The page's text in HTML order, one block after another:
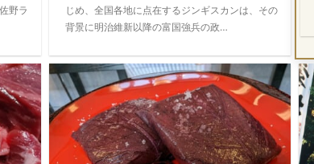
野ラ
じめ、全国各地に点在するジンギスカンは、その
背景に明治維新以降の富国強兵の政…